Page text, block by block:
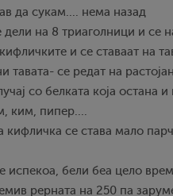
да сукам.... нема назад
на 8 триаголници и се
и се ставаат на
тавата- се редат на
со белката која остана
ким, пипер....
кифличка се става мало
испекоа, бели беа цело
рерната на 250 па